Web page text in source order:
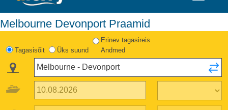
Melbourne Devonport Praamid
Tagasisõit Üks suund
Erinev tagasireis
Andmed